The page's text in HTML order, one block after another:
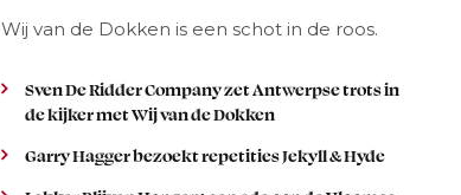
Wij van de Dokken is een schot in de roos.
Sven De Ridder Company zet Antwerpse trots in
de kijker met Wij van de Dokken
Garry Hagger bezoekt repetities Jekyll & Hyde